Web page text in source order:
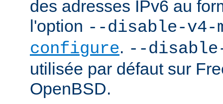
des adresses IPv6 au
l'option --disable-v4-
configure. --disable-
utilisée par défaut sur
OpenBSD.